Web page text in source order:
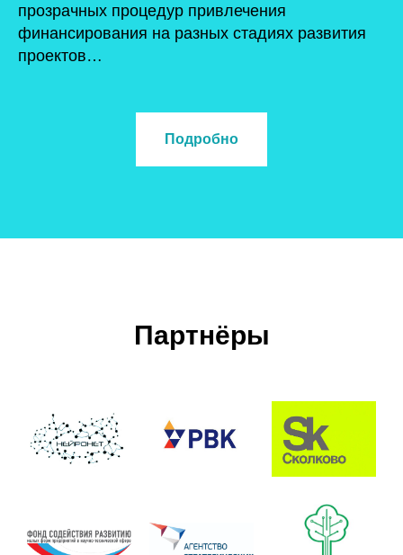
прозрачных процедур привлечения
финансирования на разных стадиях развития
проектов…
Подробно
Партнёры